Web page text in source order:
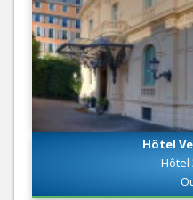
Hôtel
Hôtel